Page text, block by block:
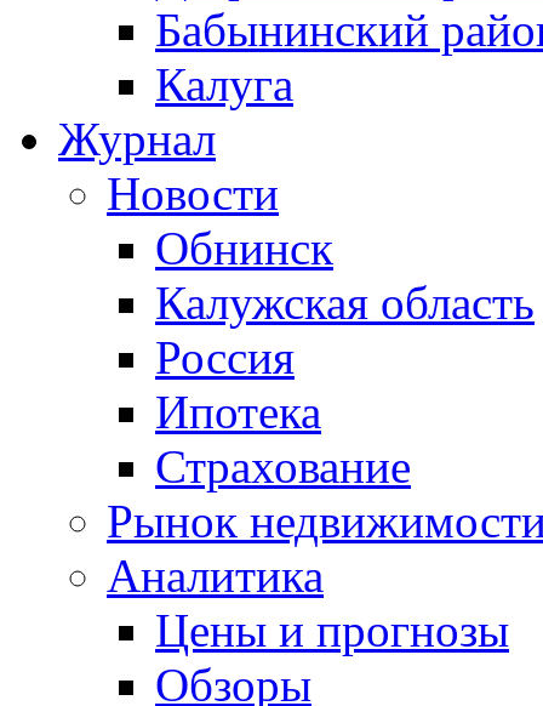
Бабынинский
Калуга
Журнал
Новости
Обнинск
Калужская область
Россия
Ипотека
Страхование
Рынок
Аналитика
Цены и прогнозы
Обзоры